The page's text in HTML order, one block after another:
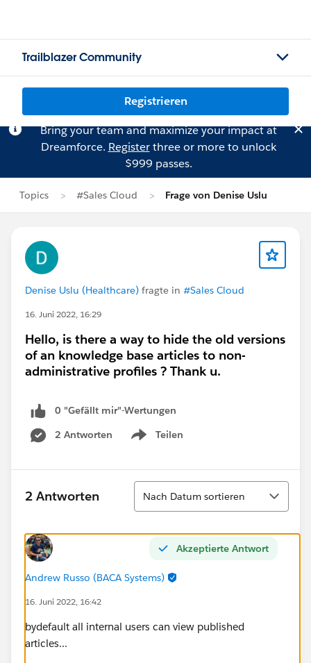
Trailblazer Community
Registrieren
Bring your team and maximize your impact at
Dreamforce. Registerthree or more to unlock
$999 passes.
Topics #Sales Cloud Frage von Denise Uslu
Denise Uslu (Healthcare) fragte in #Sales Cloud
16. Juni 2022, 16:29
Hello, is there a way to hide the old versions
of an knowledge base articles to non-
administrative profiles ? Thank u.
0 "Gefällt mir"-Wertungen
2 Antworten
Teilen
Show menu
2 Antworten
Sortieren
Nach Datum sortieren
Akzeptierte Antwort
Andrew Russo (BACA Systems)
16. Juni 2022, 16:42
bydefault all internal users can view published
articles...